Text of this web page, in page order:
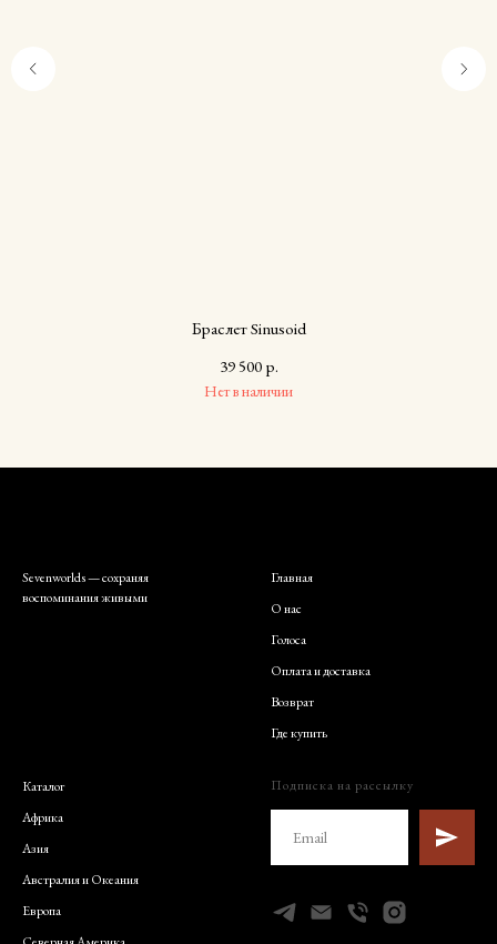
Браслет Sinusoid
39 500 р.
Нет в наличии
Sevenworlds — сохраняя
воспоминания живыми
Главная
О нас
Голоса
Оплата и доставка
Возврат
Где купить
Каталог
Африка
Азия
Австралия и Океания
Европа
Подписка на рассылку